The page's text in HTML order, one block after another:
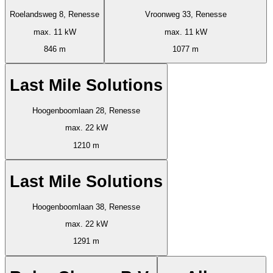
Roelandsweg 8, Renesse
max. 11 kW
846 m
Vroonweg 33, Renesse
max. 11 kW
1077 m
Last Mile Solutions
Hoogenboomlaan 28, Renesse
max. 22 kW
1210 m
Last Mile Solutions
Hoogenboomlaan 38, Renesse
max. 22 kW
1291 m